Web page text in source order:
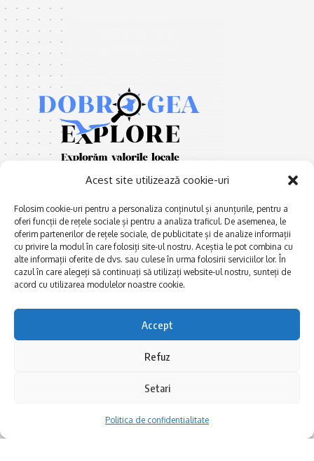
Acest site utilizează cookie-uri
Folosim cookie-uri pentru a personaliza conținutul și anunțurile, pentru a
oferi funcții de rețele sociale și pentru a analiza traficul. De asemenea, le
oferim partenerilor de rețele sociale, de publicitate și de analize informații
cu privire la modul în care folosiți site-ul nostru. Aceștia le pot combina cu
alte informații oferite de dvs. sau culese în urma folosirii serviciilor lor. În
cazul în care alegeți să continuați să utilizați website-ul nostru, sunteți de
acord cu utilizarea modulelor noastre cookie.
Accept
Refuz
Setari
Politica de confidentialitate
E xplorăm Dobrogea,
Explorăm valorile locale:
Deltă, Litoral, cele mai mari
lacuri, cele mai vechi orașe,
multe etnii, CELE MAI
Afaceri și meșteșuguri
Actualitate
La Drum cu Ada